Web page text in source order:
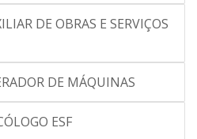
DE OBRAS E SERVIÇOS
DE MÁQUINAS
ESF